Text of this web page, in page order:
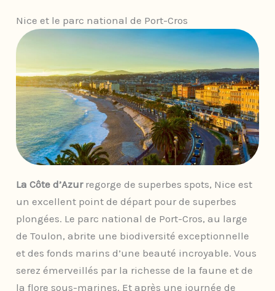
Nice et le parc national de Port-Cros
La Côte d’Azur regorge de superbes spots, Nice est
un excellent point de départ pour de superbes
plongées. Le parc national de Port-Cros, au large
de Toulon, abrite une biodiversité exceptionnelle
et des fonds marins d’une beauté incroyable. Vous
serez émerveillés par la richesse de la faune et de
la flore sous-marines. Et après une journée de